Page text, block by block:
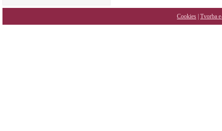
Cookies Tvorba